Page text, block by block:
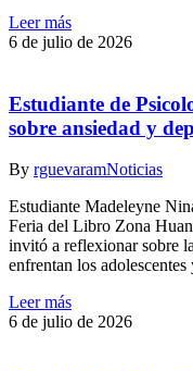
Leer más
6 de julio de 2026
Estudiante de
sobre ansiedad y
By rguevaramNoticias
Estudiante Madeleyne
Feria del Libro Zona
invitó a reflexionar sobre
enfrentan los adolescentes
Leer más
6 de julio de 2026